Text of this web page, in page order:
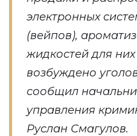
электронных
(вейпов),
жидкостей для
возбуждено
сообщил
управления
Руслан Смагулов.